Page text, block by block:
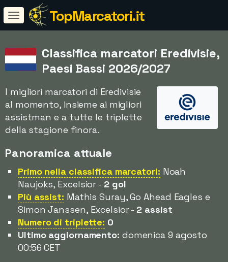
TopMarcatori.it
Classifica marcatori Eredivisie,
Paesi Bassi 2026/2027
I migliori marcatori di Eredivisie
al momento, insieme ai migliori
assistman e a tutte le triplette
della stagione finora.
Panoramica attuale
Primo nella classifica marcatori: Noah
Naujoks, Excelsior - 2 gol
Più assist: Mathis Suray, Go Ahead Eagles e
Simon Janssen, Excelsior - 2 assist
Numero di triplette: 0
Ultimo aggiornamento: domenica 9 agosto
00:56 CET